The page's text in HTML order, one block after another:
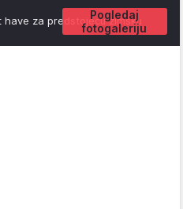
Pogledaj
fotogaleriju
za predstojeću zimsku